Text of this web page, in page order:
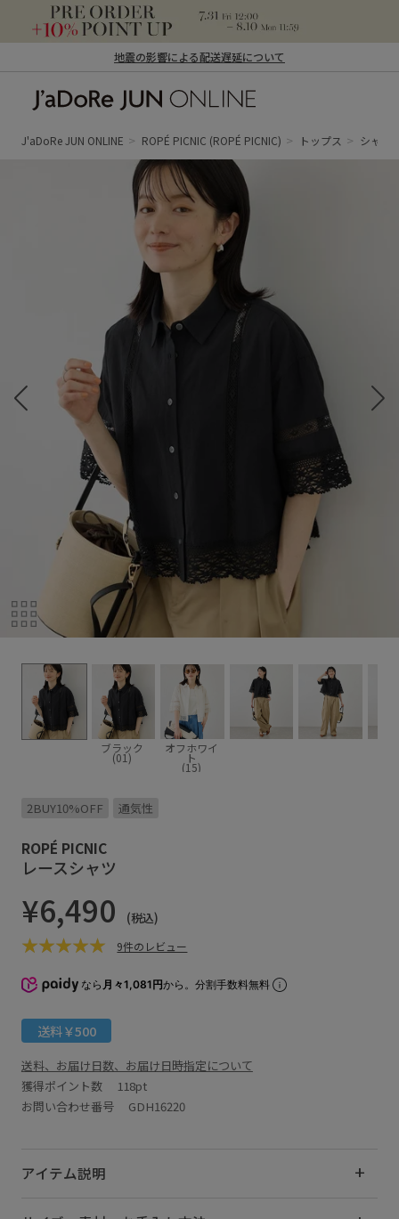
地震の影響による配送遅延について
ン オンライン）
J'aDoRe JUN ONLINE ROPÉ PICNIC (ROPÉ PICNIC) トップス シャツ
ブラック
(01)
オフホワイ
ト
(15)
2BUY10%OFF 通気性
ROPÉ PICNIC
レースシャツ
¥6,490 (税込)
9件のレビュー
なら 月々1,081円から。分割手数料無料
送料￥500
送料、お届け日数、お届け日時指定について
獲得ポイント数 118pt
お問い合わせ番号 GDH16220
アイテム説明